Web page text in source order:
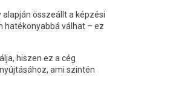
összeállt a képzési
hatékonyabbá válhat – ez
hiszen ez a cég
ami szintén